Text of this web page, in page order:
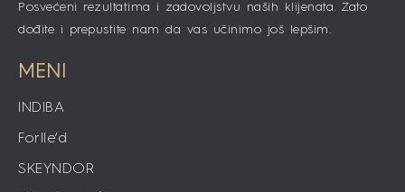
Posvećeni rezultatima i zadovoljstvu naših klijenata. Zato
dođite i prepustite nam da vas učinimo još lepšim.
MENI
INDIBA
Forlle’d
SKEYNDOR